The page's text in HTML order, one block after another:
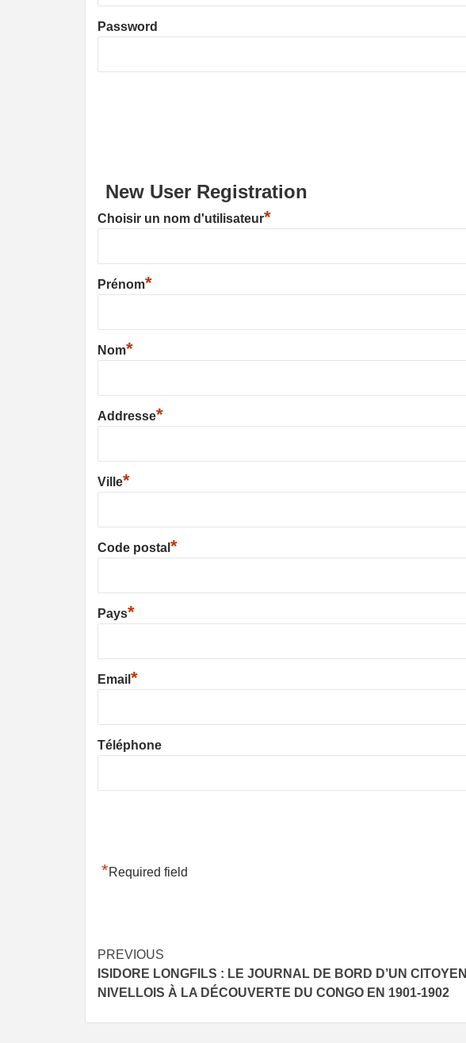
Password
New User Registration
Choisir un nom d'utilisateur*
Prénom*
Nom*
Addresse*
Ville*
Code postal *
Pays*
Email *
Téléphone
*Required field
Post
navigation
PREVIOUS
ISIDORE LONGFILS : LE JOURNAL DE BORD D’UN CITOYEN
NIVELLOIS À LA DÉCOUVERTE DU CONGO EN 1901-1902